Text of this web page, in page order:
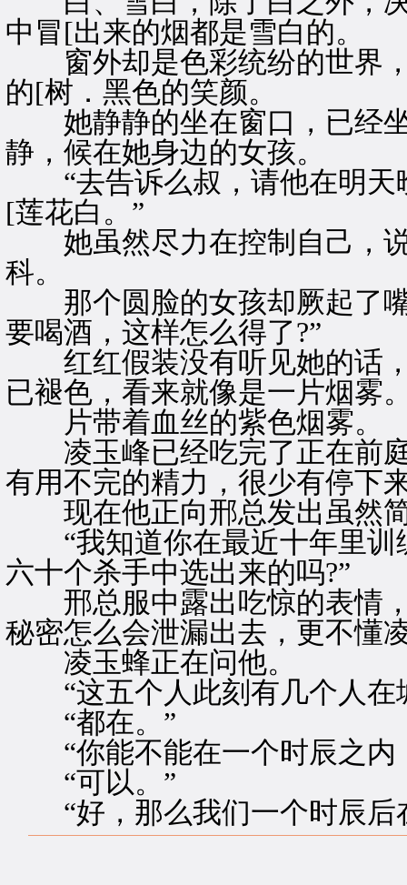
中冒[出来的烟都是雪白的。
窗外却是色彩统纷的世界，
的[树．黑色的笑颜。
她静静的坐在窗口，已经坐
静，候在她身边的女孩。
“去告诉么叔，请他在明天
[莲花白。”
她虽然尽力在控制自己，说
科。
那个圆脸的女孩却厥起了嘴
要喝酒，这样怎么得了?”
红红假装没有听见她的话，
已褪色，看来就像是一片烟雾
片带着血丝的紫色烟雾。
凌玉峰已经吃完了正在前庭
有用不完的精力，很少有停下
现在他正向邢总发出虽然简
“我知道你在最近十年里训
六十个杀手中选出来的吗?”
邢总服中露出吃惊的表情，
秘密怎么会泄漏出去，更不懂
凌玉蜂正在问他。
“这五个人此刻有几个人在
“都在。”
“你能不能在一个时辰之内
“可以。”
“好，那么我们一个时辰后